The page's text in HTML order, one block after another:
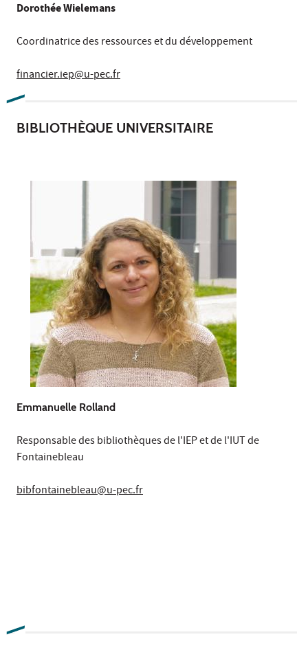
Dorothée Wielemans
Coordinatrice des ressources et du développement
financier.iep@u-pec.fr
BIBLIOTHÈQUE UNIVERSITAIRE
Emmanuelle Rolland
Responsable des bibliothèques de l'IEP et de l'IUT de
Fontainebleau
bibfontainebleau@u-pec.fr